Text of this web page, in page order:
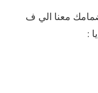
معنا الي ف
: